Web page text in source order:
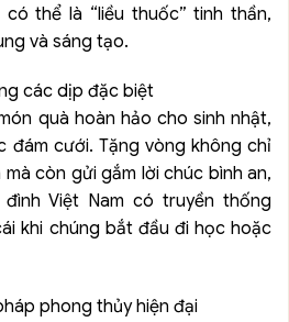
thể là “liều thuốc” tinh thần,
và sáng tạo.
các dịp đặc biệt
quà hoàn hảo cho sinh nhật,
đám cưới. Tặng vòng không chỉ
còn gửi gắm lời chúc bình an,
đình Việt Nam có truyền thống
khi chúng bắt đầu đi học hoặc
phong thủy hiện đại